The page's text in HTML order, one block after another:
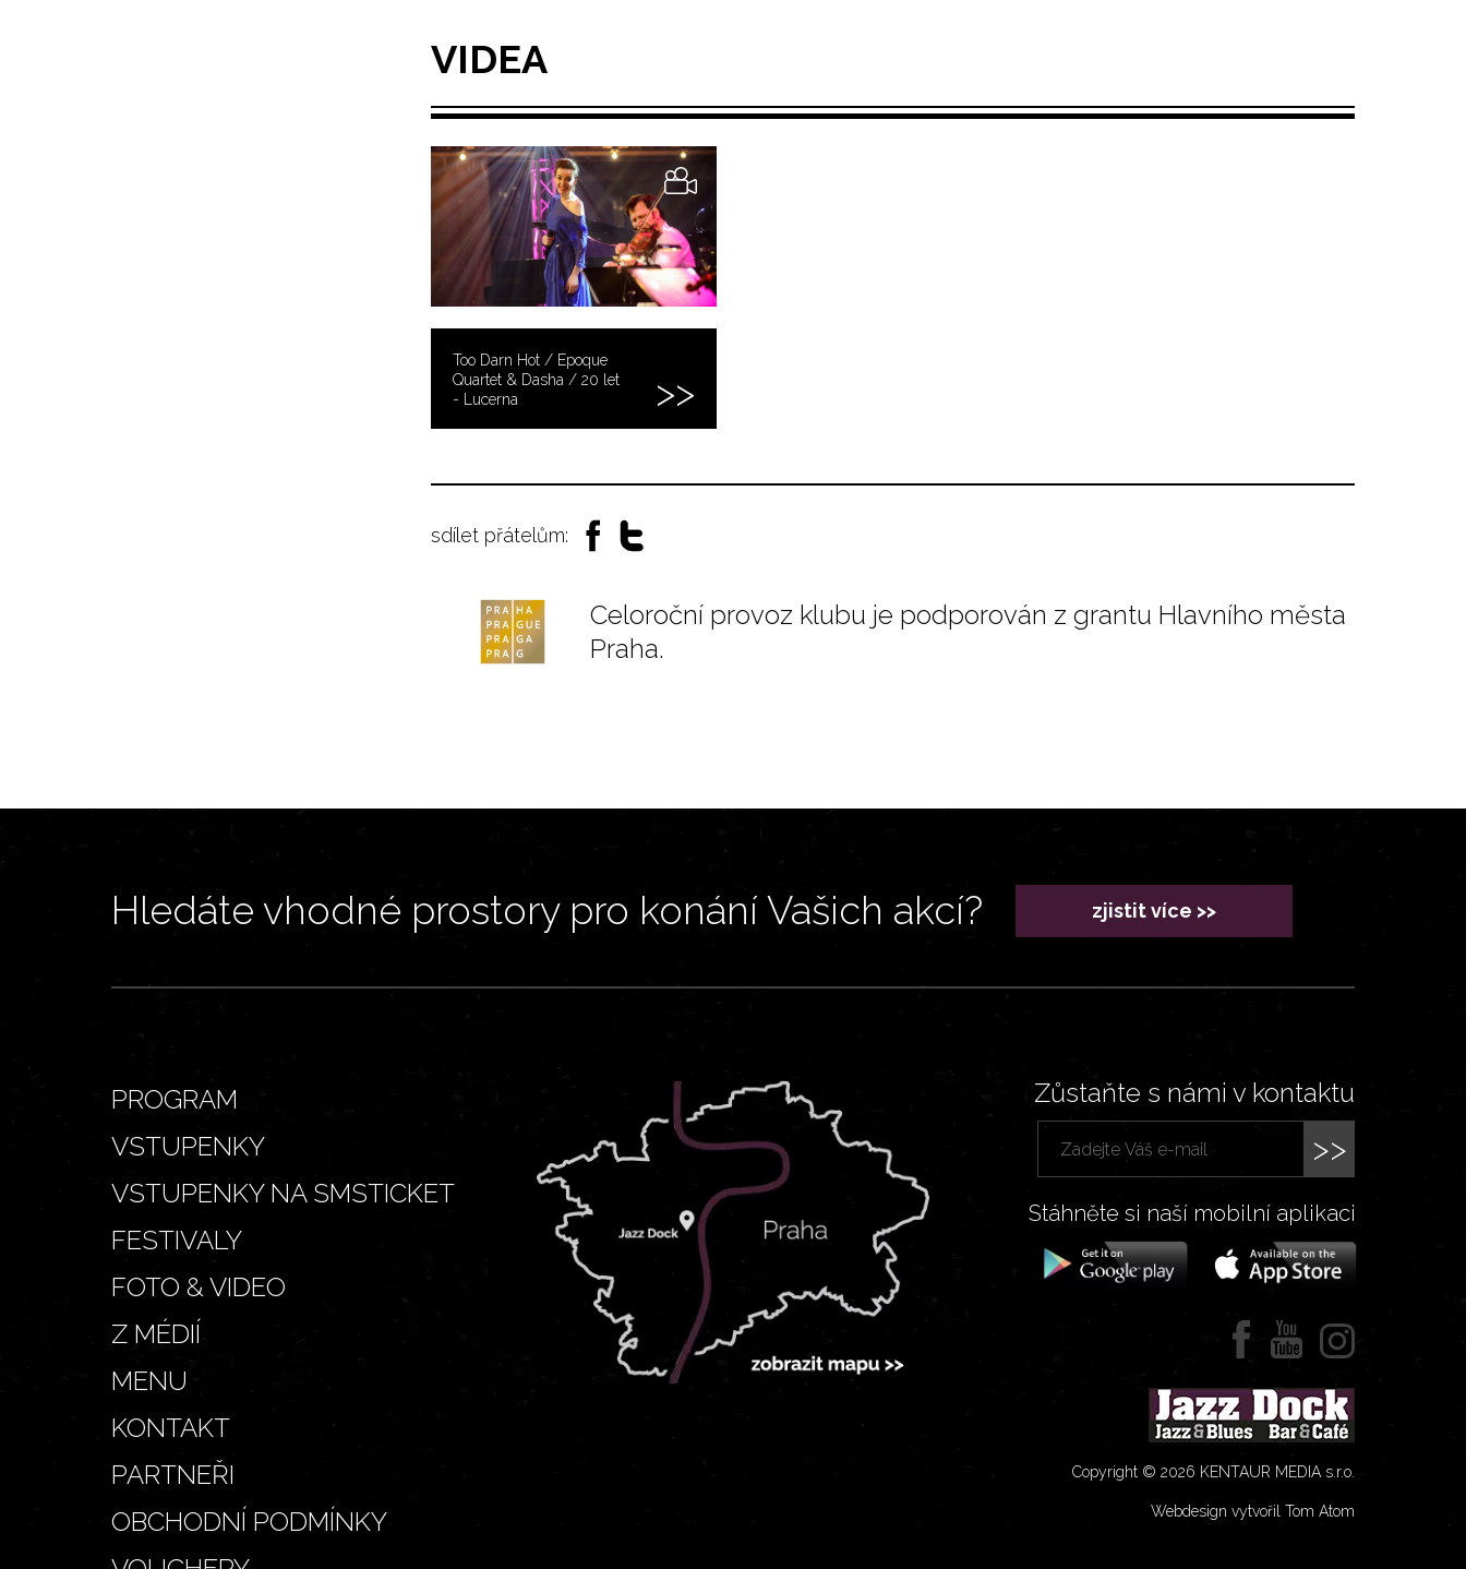
VIDEA
Too Darn Hot / Epoque
Quartet & Dasha / 20 let
- Lucerna
sdílet přátelům:
Celoroční provoz klubu je podporován z grantu Hlavního města
Praha.
Hledáte vhodné prostory pro konání Vašich akcí? zjistit více >>
PROGRAM
VSTUPENKY
VSTUPENKY NA SMSTICKET
FESTIVALY
FOTO & VIDEO
Z MÉDIÍ
MENU
KONTAKT
PARTNEŘI
OBCHODNÍ PODMÍNKY
Zůstaňte s námi v kontaktu
>>
Stáhněte si naší mobilní aplikaci
Copyright © 2026 KENTAUR MEDIA s.r.o.
Webdesign vytvořil Tom Atom